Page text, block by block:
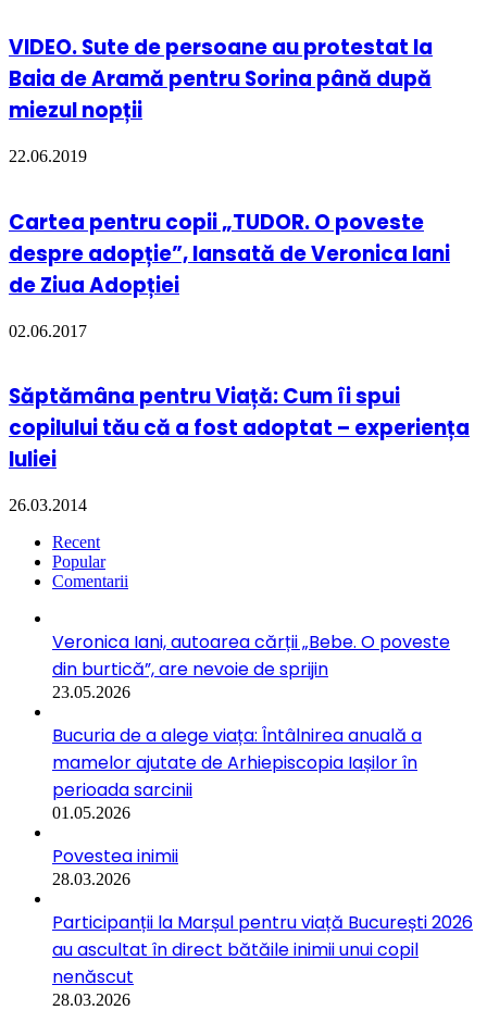
VIDEO. Sute de persoane au protestat la
Baia de Aramă pentru Sorina până după
miezul nopții
22.06.2019
Cartea pentru copii „TUDOR. O poveste
despre adopție”, lansată de Veronica Iani
de Ziua Adopției
02.06.2017
Săptămâna pentru Viață: Cum îi spui
copilului tău că a fost adoptat – experiența
Iuliei
26.03.2014
Recent
Popular
Comentarii
Veronica Iani, autoarea cărții „Bebe. O poveste
din burtică”, are nevoie de sprijin
23.05.2026
Bucuria de a alege viața: Întâlnirea anuală a
mamelor ajutate de Arhiepiscopia Iașilor în
perioada sarcinii
01.05.2026
Povestea inimii
28.03.2026
Participanții la Marșul pentru viață București 2026
au ascultat în direct bătăile inimii unui copil
nenăscut
28.03.2026